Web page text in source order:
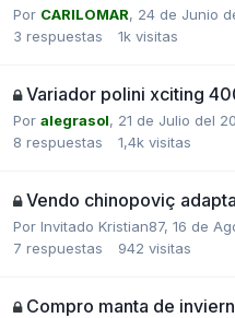
Por CARILOMAR, 24 de Junio
3 respuestas 1k visitas
Variador polini xciting
Por alegrasol, 21 de Julio del
8 respuestas 1,4k visitas
Vendo chinopoviç
Por Invitado Kristian87, 16 de
7 respuestas 942 visitas
Compro manta de